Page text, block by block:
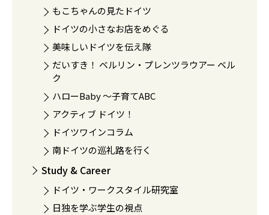
もこちゃんの見たドイツ
ドイツの小さなお店をめぐる
美味しいドイツを伝え隊
だいすき！ ベルリン・プレンツラウアー ベル
ク
ハローBaby 〜子育てABC
アクティブ ドイツ！
ドイツワインコラム
南ドイツの巡礼路を行く
Study & Career
ドイツ・ワークスタイル研究室
日独を学ぶ学生の視点